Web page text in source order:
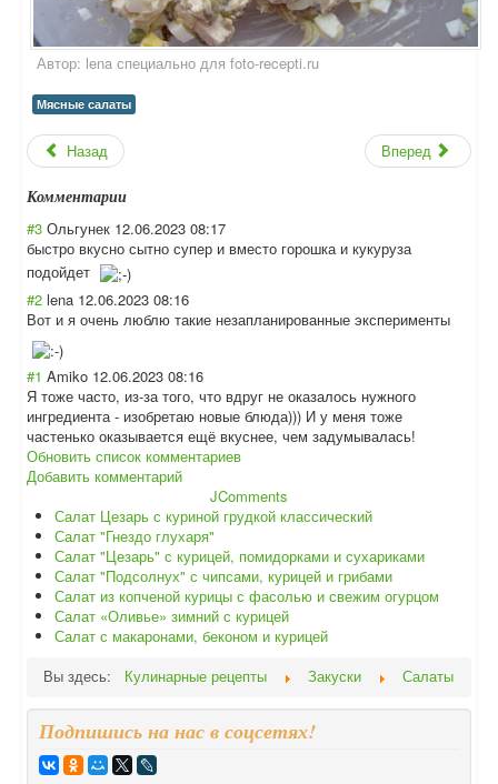
Автор: lena специально для foto-recepti.ru
Мясные салаты
Назад Вперед
Комментарии
#3 Ольгунек 12.06.2023 08:17
быстро вкусно сытно супер и вместо горошка и кукуруза
подойдет
#2 lena 12.06.2023 08:16
Вот и я очень люблю такие незапланированные эксперименты
#1 Amiko 12.06.2023 08:16
Я тоже часто, из-за того, что вдруг не оказалось нужного
ингредиента - изобретаю новые блюда))) И у меня тоже
частенько оказывается ещё вкуснее, чем задумывалась!
Обновить список комментариев
Добавить комментарий
JComments
Салат Цезарь с куриной грудкой классический
Салат "Гнездо глухаря"
Салат "Цезарь" с курицей, помидорками и сухариками
Салат "Подсолнух" с чипсами, курицей и грибами
Салат из копченой курицы с фасолью и свежим огурцом
Салат «Оливье» зимний с курицей
Салат с макаронами, беконом и курицей
Вы здесь:
Кулинарные рецепты Закуски Салаты
Подпишись на нас в соцсетях!